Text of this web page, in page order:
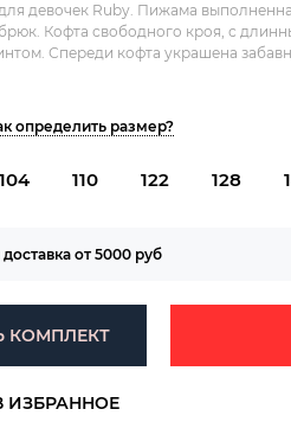
девочек Ruby. Пижама
Кофта свободного кроя, с
Спереди кофта украшена
определить размер?
104 110 122 128
от 5000 руб
КОМПЛЕКТ